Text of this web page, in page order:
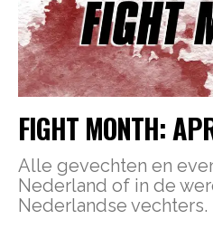
FIGHT MONTH:
Alle gevechten en
Nederland of in de
Nederlandse vechters.